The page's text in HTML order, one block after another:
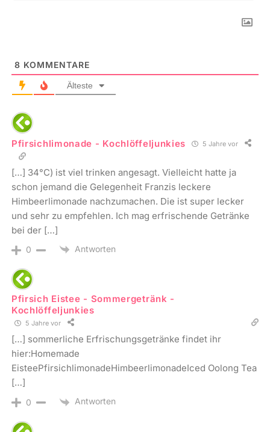
8 KOMMENTARE
Älteste
Pfirsichlimonade - Kochlöffeljunkies 5 Jahre vor
[…] 34°C) ist viel trinken angesagt. Vielleicht hatte ja
schon jemand die Gelegenheit Franzis leckere
Himbeerlimonade nachzumachen. Die ist super lecker
und sehr zu empfehlen. Ich mag erfrischende Getränke
bei der […]
0 Antworten
Pfirsich Eistee - Sommergetränk -
Kochlöffeljunkies
5 Jahre vor
[…] sommerliche Erfrischungsgetränke findet ihr
hier:Homemade
EisteePfirsichlimonadeHimbeerlimonadeIced Oolong Tea
[…]
0 Antworten